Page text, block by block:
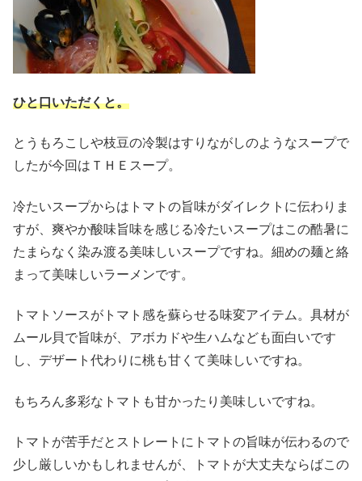
ひと口いただくと。
とうもろこしや枝豆の冷製はすりながしのようなスープで
したが今回はＴＨＥスープ。
冷たいスープからはトマトの旨味がダイレクトに伝わりま
すが、爽やか酸味旨味を感じる冷たいスープはこの酷暑に
たまらなく染み渡る美味しいスープですね。細めの麺と絡
まって美味しいラーメンです。
トマトソースがトマト感を蘇らせる味変アイテム。具材が
ムール貝で旨味が、アボカドや生ハムなども面白いです
し、デザート代わりに桃も甘くて美味しいですね。
もちろん多彩なトマトも甘かったり美味しいですね。
トマトが苦手だとストレートにトマトの旨味が伝わるので
少し厳しいかもしれませんが、トマトが大丈夫ならばこの